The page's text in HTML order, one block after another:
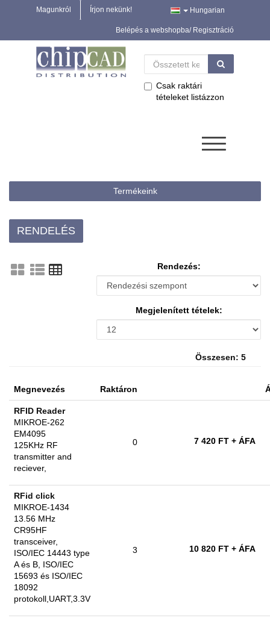
Magunkról Írjon nekünk! Hungarian
Belépés a webshopba/ Regisztráció
Csak raktári
tételeket listázzon
Termékeink
RENDELÉS
Rendezés:
Megjelenített tételek:
Összesen: 5
Megnevezés Raktáron
RFID Reader
MIKROE-262
EM4095
125KHz RF
transmitter and
reciever,
0 7 420 FT + ÁFA
RFid click
MIKROE-1434
13.56 MHz
CR95HF
transceiver,
ISO/IEC 14443 type
A és B, ISO/IEC
15693 és ISO/IEC
18092
protokoll,UART,3.3V
3 10 820 FT + ÁFA